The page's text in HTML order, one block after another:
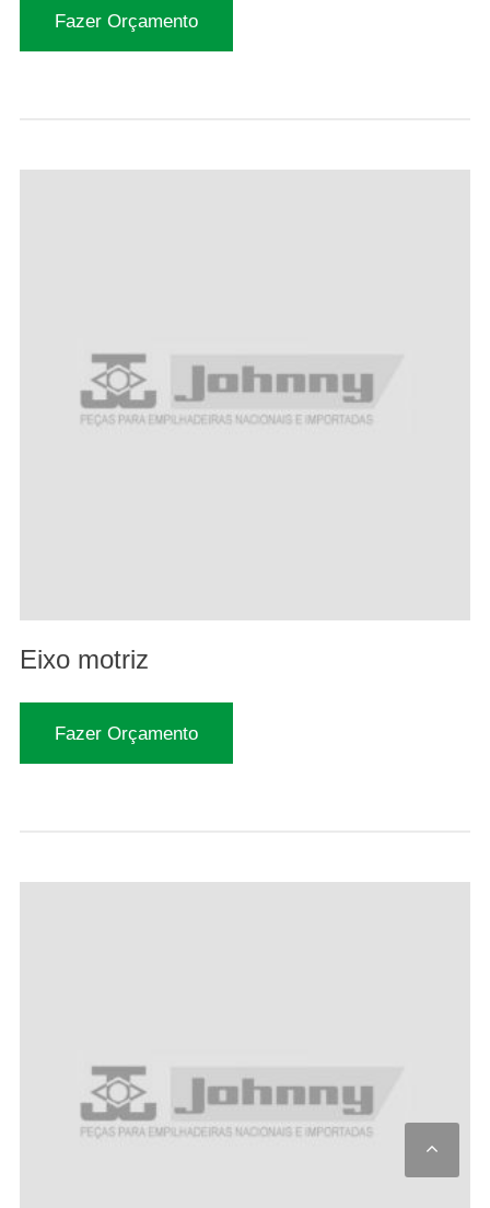
Fazer Orçamento
Eixo motriz
Fazer Orçamento